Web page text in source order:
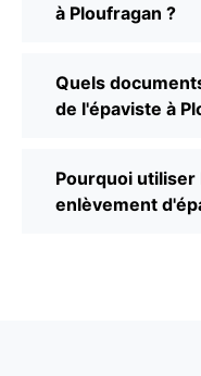
à Ploufragan ?
Quels
de l'épaviste à
Pourquoi utiliser
enlèvement